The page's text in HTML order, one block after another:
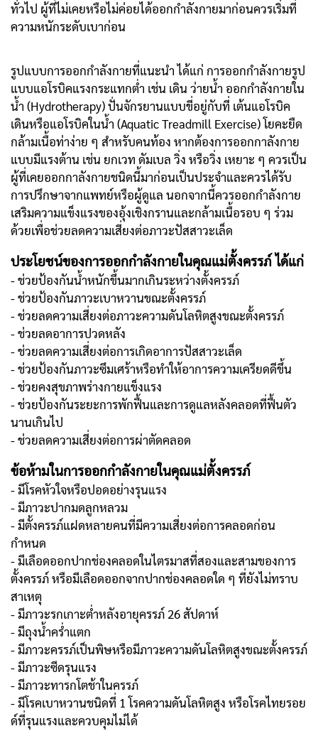
ทั่วไป ผู้ที่ไม่เคยหรือไม่ค่อยได้ออกกำลังกายมาก่อนควรเริ่มที่
ความหนักระดับเบาก่อน
รูปแบบการออกกำลังกายที่แนะนำ ได้แก่ การออกกำลังกายรูป
แบบแอโรบิคแรงกระแทกต่ำ เช่น เดิน ว่ายน้ำ ออกกำลังกายใน
น้ำ (Hydrotherapy) ปั่นจักรยานแบบขี่อยู่กับที่ เต้นแอโรบิค
เดินหรือแอโรบิคในน้ำ (Aquatic Treadmill Exercise) โยคะยืด
กล้ามเนื้อท่าง่าย ๆ สำหรับคนท้อง หากต้องการออกกาลังกาย
แบบมีแรงต้าน เช่น ยกเวท ดัมเบล วิ่ง หรือวิ่ง เหยาะ ๆ ควรเป็น
ผู้ที่เคยออกกาลังกายชนิดนี้มาก่อนเป็นประจำและควรได้รับ
การปรึกษาจากแพทย์หรือผู้ดูแล นอกจากนี้ควรออกกำลังกาย
เสริมความแข็งแรงของอุ้งเชิงกรานและกล้ามเนื้อรอบ ๆ ร่วม
ด้วยเพื่อช่วยลดความเสี่ยงต่อภาวะปัสสาวะเล็ด
ประโยชน์ของการออกกำลังกายในคุณแม่ตั้งครรภ์ ได้แก่
- ช่วยป้องกันน้ำหนักขึ้นมากเกินระหว่างตั้งครรภ์
- ช่วยป้องกันภาวะเบาหวานขณะตั้งครรภ์
- ช่วยลดความเสี่ยงต่อภาวะความดันโลหิตสูงขณะตั้งครรภ์
- ช่วยลดอาการปวดหลัง
- ช่วยลดความเสี่ยงต่อการเกิดอาการปัสสาวะเล็ด
- ช่วยป้องกันภาวะซึมเศร้าหรือทำให้อาการความเครียดดีขึ้น
- ช่วยคงสุขภาพร่างกายแข็งแรง
- ช่วยป้องกันระยะการพักฟื้นและการดูแลหลังคลอดที่ฟื้นตัว
นานเกินไป
- ช่วยลดความเสี่ยงต่อการผ่าตัดคลอด
ข้อห้ามในการออกกำลังกายในคุณแม่ตั้งครรภ์
- มีโรคหัวใจหรือปอดอย่างรุนแรง
- มีภาวะปากมดลูกหลวม
- มีตั้งครรภ์แฝดหลายคนที่มีความเสี่ยงต่อการคลอดก่อน
กำหนด
- มีเลือดออกปากช่องคลอดในไตรมาสที่สองและสามของการ
ตั้งครรภ์ หรือมีเลือดออกจากปากช่องคลอดใด ๆ ที่ยังไม่ทราบ
สาเหตุ
- มีภาวะรกเกาะต่ำหลังอายุครรภ์ 26 สัปดาห์
- มีถุงน้ำคร่ำแตก
- มีภาวะครรภ์เป็นพิษหรือมีภาวะความดันโลหิตสูงขณะตั้งครรภ์
- มีภาวะซีดรุนแรง
- มีภาวะทารกโตช้าในครรภ์
- มีโรคเบาหวานชนิดที่ 1 โรคความดันโลหิตสูง หรือโรคไทยรอย
ด์ที่รุนแรงและควบคุมไม่ได้